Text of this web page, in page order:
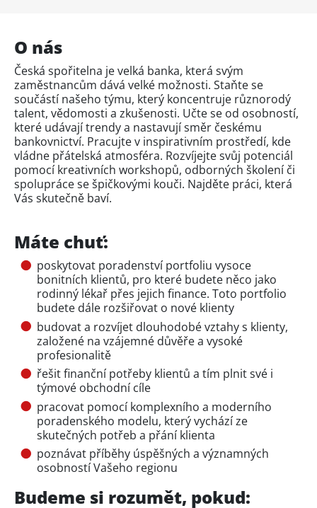
O nás
Česká spořitelna je velká banka, která svým
zaměstnancům dává velké možnosti. Staňte se
součástí našeho týmu, který koncentruje různorodý
talent, vědomosti a zkušenosti. Učte se od osobností,
které udávají trendy a nastavují směr českému
bankovnictví. Pracujte v inspirativním prostředí, kde
vládne přátelská atmosféra. Rozvíjejte svůj potenciál
pomocí kreativních workshopů, odborných školení či
spolupráce se špičkovými kouči. Najděte práci, která
Vás skutečně baví.
Máte chuť:
poskytovat poradenství portfoliu vysoce
bonitních klientů, pro které budete něco jako
rodinný lékař přes jejich finance. Toto portfolio
budete dále rozšiřovat o nové klienty
budovat a rozvíjet dlouhodobé vztahy s klienty,
založené na vzájemné důvěře a vysoké
profesionalitě
řešit finanční potřeby klientů a tím plnit své i
týmové obchodní cíle
pracovat pomocí komplexního a moderního
poradenského modelu, který vychází ze
skutečných potřeb a přání klienta
poznávat příběhy úspěšných a významných
osobností Vašeho regionu
Budeme si rozumět, pokud: